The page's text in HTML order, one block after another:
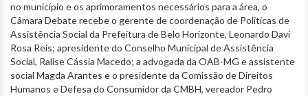
no município e os aprimoramentos necessários para a área, o
Câmara Debate recebe o gerente de coordenação de Politicas de
Assistência Social da Prefeitura de Belo Horizonte, Leonardo Davi
Rosa Reis; apresidente do Conselho Municipal de Assistência
Social, Ralise Cássia Macedo; a advogada da OAB-MG e assistente
social Magda Arantes e o presidente da Comissão de Direitos
Humanos e Defesa do Consumidor da CMBH, vereador Pedro